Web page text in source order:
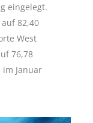
eingelegt.
82,40
West
76,78
im Januar